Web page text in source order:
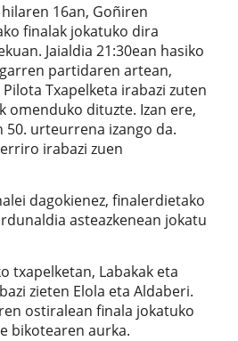
16an, Goñiren
finalak jokatuko dira
Jaialdia 21:30ean hasiko
partidaren artean,
Txapelketa irabazi zuten
omenduko dituzte. Izan ere,
urteurrena izango da.
irabazi zuen
dagokienez, finalerdietako
asteazkenean jokatu
txapelketan, Labakak eta
zieten Elola eta Aldaberi.
ostiralean finala jokatuko
bikotearen aurka.